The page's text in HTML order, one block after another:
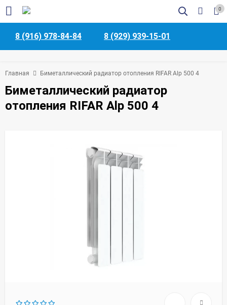
0
8 (916) 978-84-84 8 (929) 939-15-01
Главная Биметаллический радиатор отопления RIFAR Alp 500 4
Биметаллический радиатор
отопления RIFAR Alp 500 4